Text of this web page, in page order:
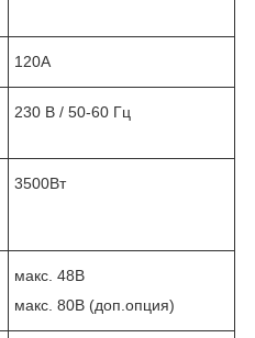
120А
230 В / 50-60 Гц
3500Вт
макс. 48В
макс. 80В (доп.опция)